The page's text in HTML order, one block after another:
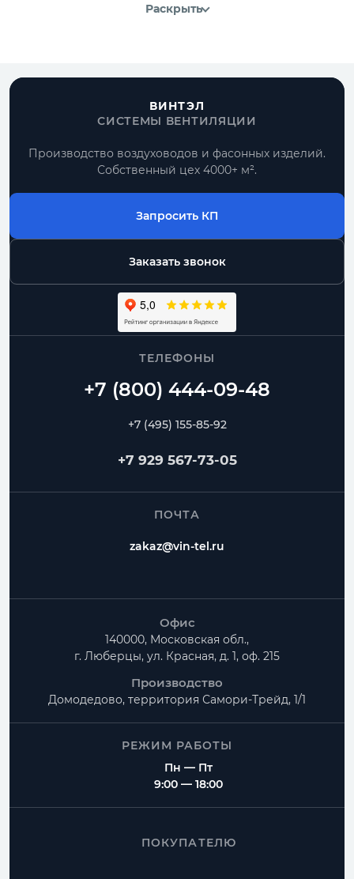
Раскрыть
ВИНТЭЛ
СИСТЕМЫ ВЕНТИЛЯЦИИ
Производство воздуховодов и фасонных изделий.
Собственный цех 4000+ м².
Запросить КП
Заказать звонок
ТЕЛЕФОНЫ
+7 (495) 155-85-92
+7 929 567-73-05
ПОЧТА
zakaz@vin-tel.ru
Офис
140000, Московская обл.,
г. Люберцы, ул. Красная, д. 1, оф. 215
Производство
Домодедово, территория Самори-Трейд, 1/1
РЕЖИМ РАБОТЫ
Пн — Пт
9:00 — 18:00
ПОКУПАТЕЛЮ